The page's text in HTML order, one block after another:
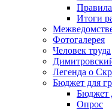
Правила
Итоги
Фотогалерея
Человек труда
Легенда о
Бюджет для
Бюджет
Опрос